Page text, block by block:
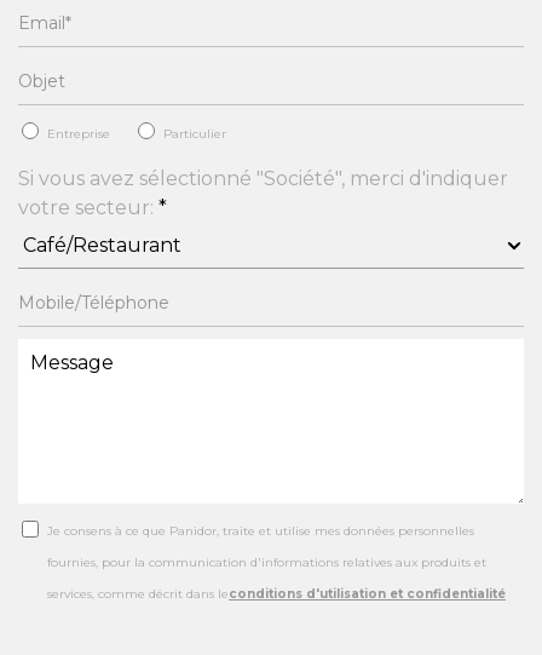
Entreprise Particulier
Si vous avez sélectionné "Société", merci d'indiquer
votre secteur: *
Je consens à ce que Panidor, traite et utilise mes données personnelles
fournies, pour la communication d'informations relatives aux produits et
services, comme décrit dans leconditions d'utilisation et confidentialité